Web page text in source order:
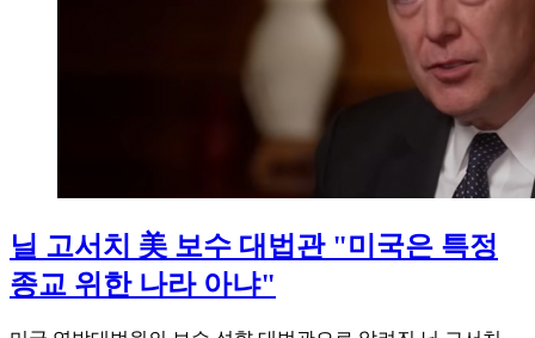
닐 고서치 美 보수 대법관 "미국은 특정
종교 위한 나라 아냐"